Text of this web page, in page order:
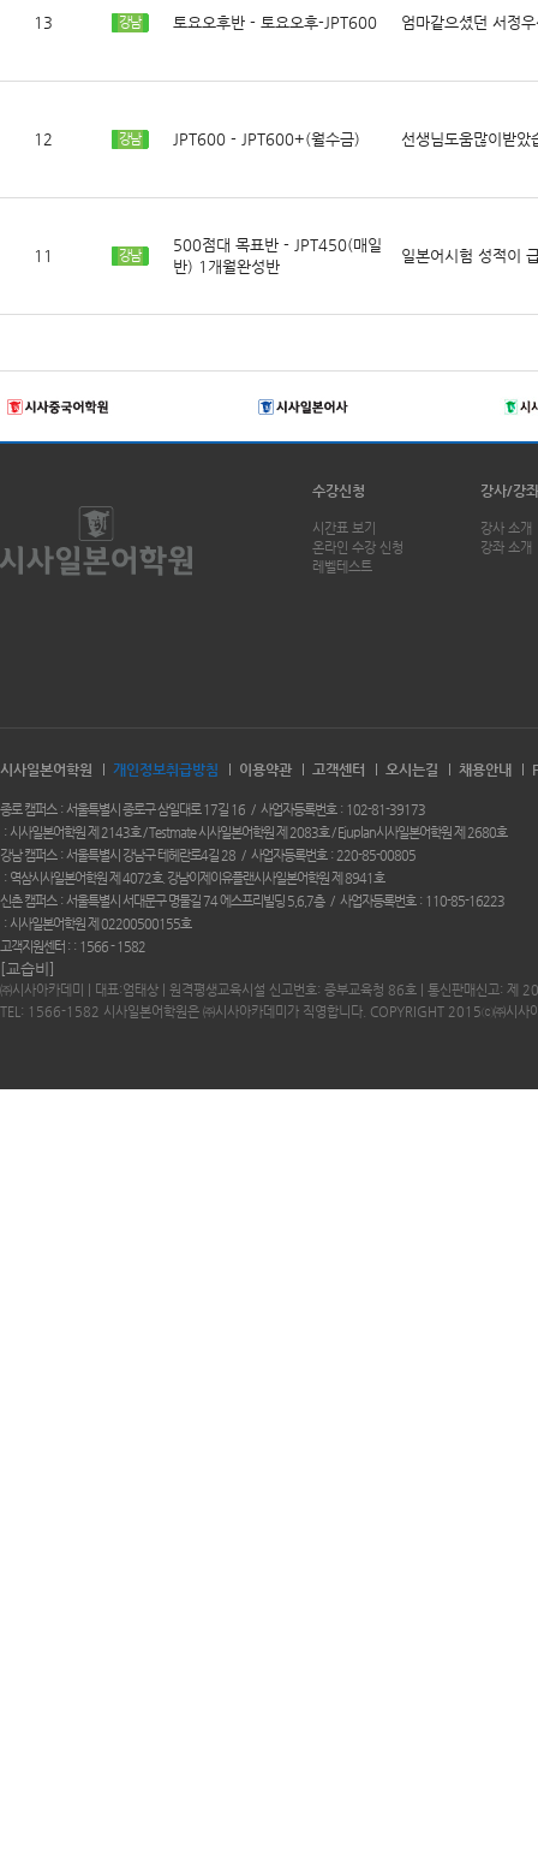
13 강남 토요오후반 - 토요오후-JPT600 엄마같으셨던 서정
12 강남 JPT600 - JPT600+(월수금) 선생님도움많이받았
11 강남
500점대 목표반 - JPT450(매일
반) 1개월완성반
일본어시험 성적이
수강신청
시간표 보기
온라인 수강 신청
레벨테스트
강사/강좌
강사 소개
강좌 소개
시사일본어학원 개인정보취급방침 이용약관 고객센터 오시는길 채용안내
종로 캠퍼스 서울특별시 종로구 삼일대로 17길 16 사업자등록번호
102-81-39173
시사일본어학원 제 2143호 / Testmate 시사일본어학원 제 2083호 / Ejuplan시사일본어학원 제 2680호
강남 캠퍼스
서울특별시 강남구 테헤란로4길 28 사업자등록번호
220-85-00805
역삼시사일본어학원 제 4072호. 강남이제이유플랜시사일본어학원 제 8941호
신촌 캠퍼스
서울특별시 서대문구 명물길 74 에스프리빌딩 5,6,7층 사업자등록번호
110-85-16223
시사일본어학원 제 02200500155호
고객지원센터 :
1566 - 1582
[교습비]
㈜시사아카데미 | 대표:엄태상 | 원격평생교육시설 신고번호: 중부교육청 86호 | 통신판매신고: 제
TEL: 1566-1582 시사일본어학원은 ㈜시사아카데미가 직영합니다. COPYRIGHT 2015ⓒ㈜시사